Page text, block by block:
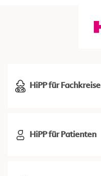
HiPP für Fachkreise
HiPP für Patienten